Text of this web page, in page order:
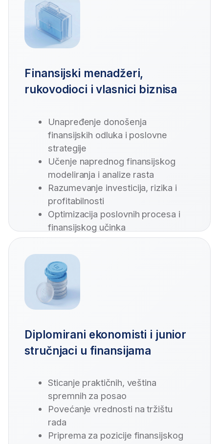
Očekuje vas 100%
sa alatima kao što je ChatGPT i 10+
najprimenljivijih AI alata koji će
vampomoći da vodite samostalni
poziciji.
AI neće zameniti profesionalce – ali profesionalci koji
znaju da koriste AI biće ispred svih ostalih! Ovo je
Prijavite se
Razmišljajte kritički
naučite da prepoznate AI ideje koje
ne daju rezultat.
Ovladajte veštinom
pisanja promptova
koji daju dobre rezultate.
naučite kako bezbedno da koristite
AI alate i maksimalno zaštite
poverljive informacije.
Izgradite jedinstven